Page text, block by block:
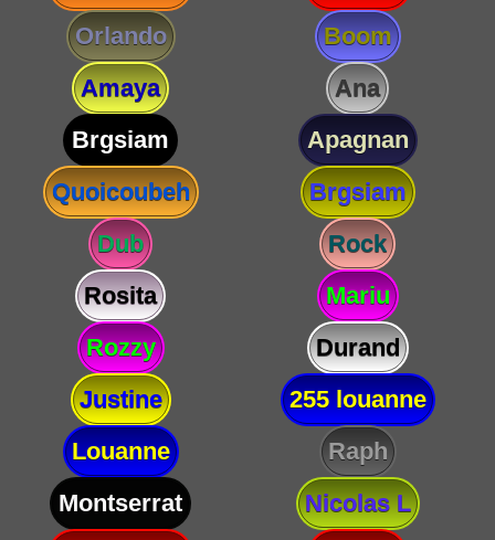
Orlando
Boom
Amaya
Ana
Brgsiam
Apagnan
Quoicoubeh
Brgsiam
Dub
Rock
Rosita
Mariu
Rozzy
Durand
Justine
255 louanne
Louanne
Raph
Montserrat
Nicolas L